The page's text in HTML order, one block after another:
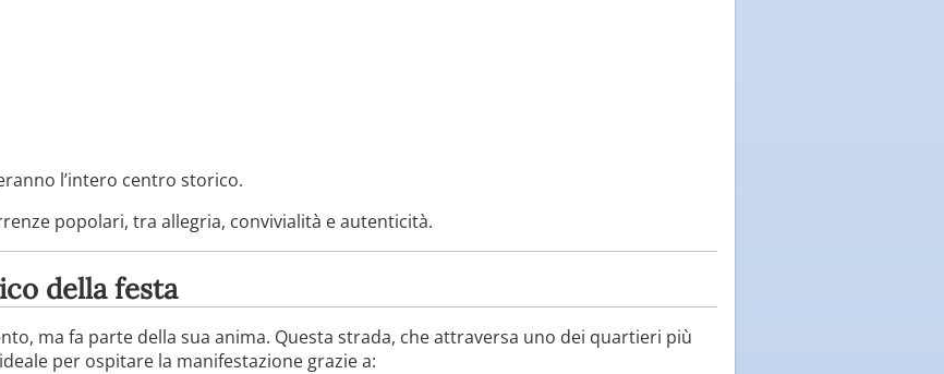
l’intero centro storico.
popolari, tra allegria, convivialità e autenticità.
della festa
ma fa parte della sua anima. Questa strada, che attraversa uno dei quartieri più
per ospitare la manifestazione grazie a: